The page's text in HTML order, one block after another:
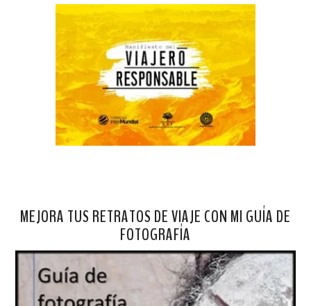
MEJORA TUS RETRATOS DE VIAJE CON MI GUÍA DE
FOTOGRAFÍA